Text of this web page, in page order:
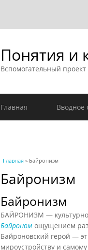
Понятия и
Вспомогательный
Главная Вводное
Вы здесь
Главная » Байронизм
Байронизм
Байронизм
БАЙРОНИЗМ —
Байроном ощущением
Байроновский герой —
мироустройству и